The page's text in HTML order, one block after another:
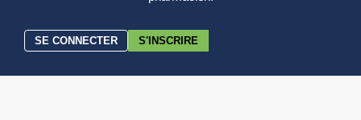
SE CONNECTER S'INSCRIRE